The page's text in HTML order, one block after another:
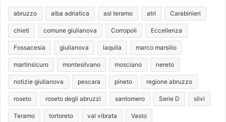
abruzzo alba adriatica asl teramo atri Carabinieri
chieti comune giulianova Corropoli Eccellenza
Fossacesia giulianova laquila marco marsilio
martinsicuro montesilvano mosciano nereto
notizie giulianova pescara pineto regione abruzzo
roseto roseto degli abruzzi santomero Serie D silvi
Teramo tortoreto val vibrata Vasto